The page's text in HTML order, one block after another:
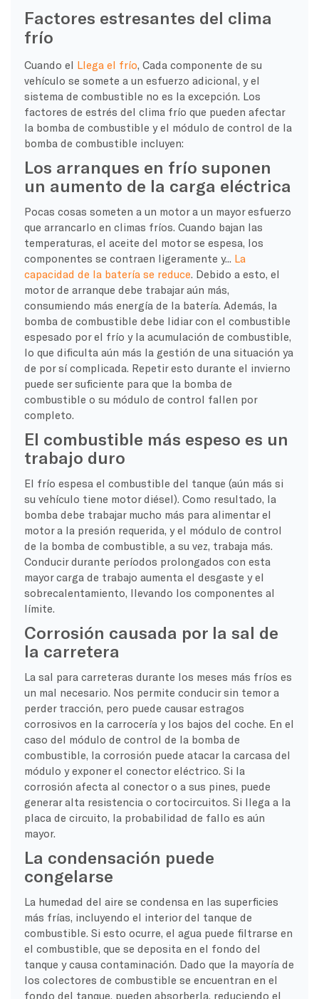
Factores estresantes del clima
frío
Cuando el Llega el frío , Cada componente de su
vehículo se somete a un esfuerzo adicional, y el
sistema de combustible no es la excepción. Los
factores de estrés del clima frío que pueden afectar
la bomba de combustible y el módulo de control de la
bomba de combustible incluyen:
Los arranques en frío suponen
un aumento de la carga eléctrica
Pocas cosas someten a un motor a un mayor esfuerzo
que arrancarlo en climas fríos. Cuando bajan las
temperaturas, el aceite del motor se espesa, los
componentes se contraen ligeramente y... La
capacidad de la batería se reduce . Debido a esto, el
motor de arranque debe trabajar aún más,
consumiendo más energía de la batería. Además, la
bomba de combustible debe lidiar con el combustible
espesado por el frío y la acumulación de combustible,
lo que dificulta aún más la gestión de una situación ya
de por sí complicada. Repetir esto durante el invierno
puede ser suficiente para que la bomba de
combustible o su módulo de control fallen por
completo.
El combustible más espeso es un
trabajo duro
El frío espesa el combustible del tanque (aún más si
su vehículo tiene motor diésel). Como resultado, la
bomba debe trabajar mucho más para alimentar el
motor a la presión requerida, y el módulo de control
de la bomba de combustible, a su vez, trabaja más.
Conducir durante períodos prolongados con esta
mayor carga de trabajo aumenta el desgaste y el
sobrecalentamiento, llevando los componentes al
límite.
Corrosión causada por la sal de
la carretera
La sal para carreteras durante los meses más fríos es
un mal necesario. Nos permite conducir sin temor a
perder tracción, pero puede causar estragos
corrosivos en la carrocería y los bajos del coche. En el
caso del módulo de control de la bomba de
combustible, la corrosión puede atacar la carcasa del
módulo y exponer el conector eléctrico. Si la
corrosión afecta al conector o a sus pines, puede
generar alta resistencia o cortocircuitos. Si llega a la
placa de circuito, la probabilidad de fallo es aún
mayor.
La condensación puede
congelarse
La humedad del aire se condensa en las superficies
más frías, incluyendo el interior del tanque de
combustible. Si esto ocurre, el agua puede filtrarse en
el combustible, que se deposita en el fondo del
tanque y causa contaminación. Dado que la mayoría de
los colectores de combustible se encuentran en el
fondo del tanque, pueden absorberla, reduciendo el